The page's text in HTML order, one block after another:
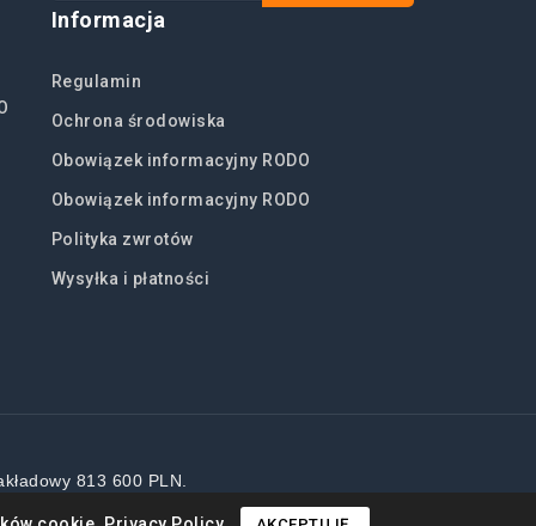
Informacja
Regulamin
Ochrona środowiska
Obowiązek informacyjny RODO
Obowiązek informacyjny RODO
Polityka zwrotów
Wysyłka i płatności
813 600 PLN.